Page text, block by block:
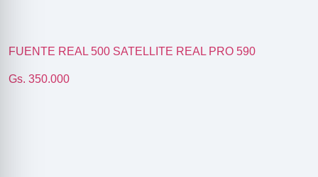
FUENTE REAL 500 SATELLITE REAL PRO 590
Gs. 350.000